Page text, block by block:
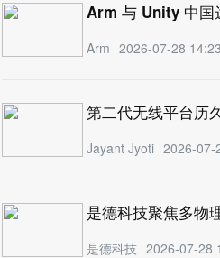
Arm 与 Unity 中国
Arm 2026-07-28
第二代无线平台历
Jayant Jyoti 2026-07-
是德科技聚焦多物
是德科技 2026-07-28